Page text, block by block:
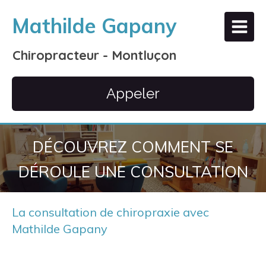
Mathilde Gapany
Chiropracteur - Montluçon
Appeler
DÉCOUVREZ COMMENT SE
DÉROULE UNE CONSULTATION
La consultation de chiropraxie avec
Mathilde Gapany